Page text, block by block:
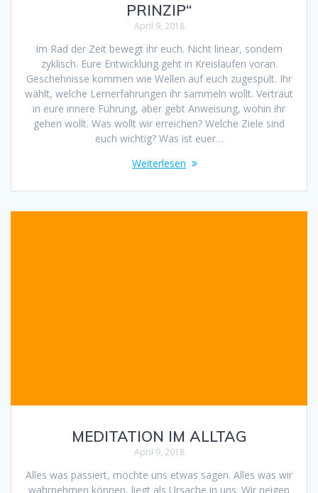
PRINZIP“
April 9, 2018
Im Rad der Zeit bewegt ihr euch. Nicht linear, sondern
zyklisch. Eure Entwicklung geht in Kreisläufen voran.
Geschehnisse kommen wie Wellen auf euch zugespült. Ihr
wählt, welche Lernerfahrungen ihr sammeln wollt. Vertraut
in eure innere Führung, aber gebt Anweisung, wohin ihr
gehen wollt. Was wollt wir erreichen? Welche Ziele sind
euch wichtig? Was ist euer…
Weiterlesen
MEDITATION IM ALLTAG
April 9, 2018
Alles was passiert, möchte uns etwas sagen. Alles was wir
wahrnehmen können, liegt als Ursache in uns. Wir neigen